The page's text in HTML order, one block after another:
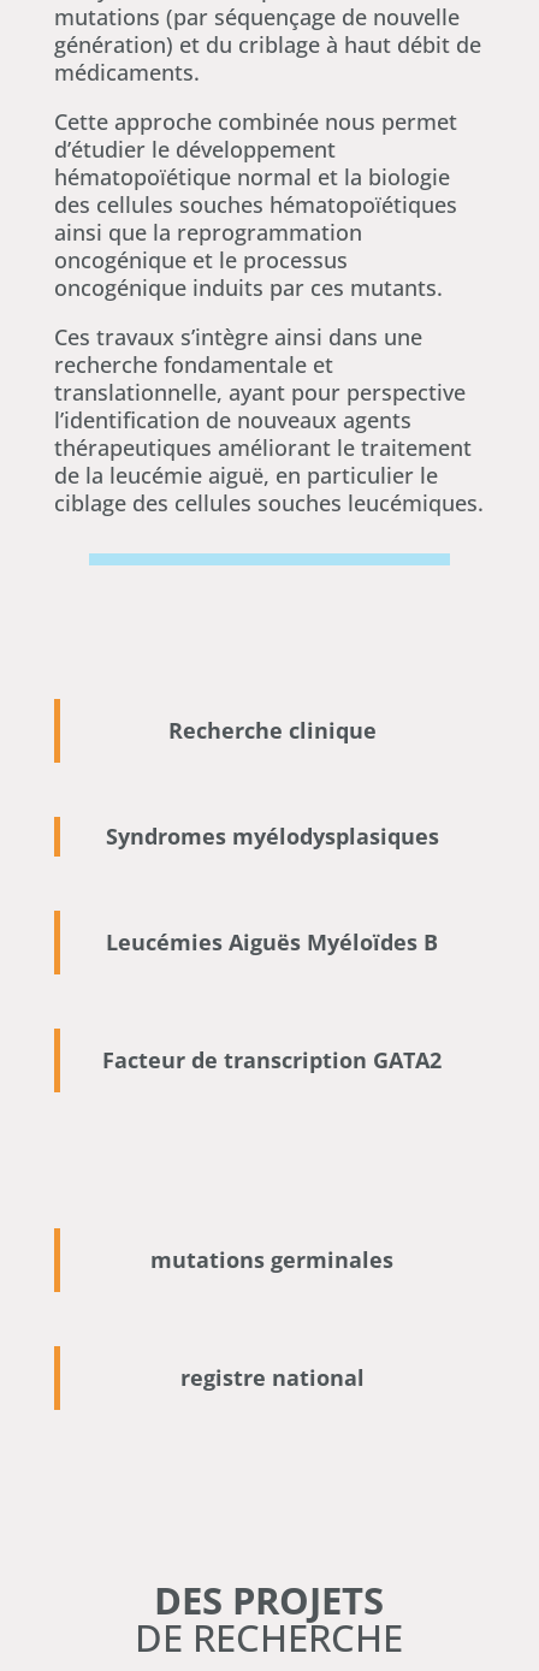
mutations (par séquençage de nouvelle
génération) et du criblage à haut débit de
médicaments.
Cette approche combinée nous permet
d’étudier le développement
hématopoïétique normal et la biologie
des cellules souches hématopoïétiques
ainsi que la reprogrammation
oncogénique et le processus
oncogénique induits par ces mutants.
Ces travaux s’intègre ainsi dans une
recherche fondamentale et
translationnelle, ayant pour perspective
l’identification de nouveaux agents
thérapeutiques améliorant le traitement
de la leucémie aiguë, en particulier le
ciblage des cellules souches leucémiques.
Recherche clinique
Syndromes myélodysplasiques
Leucémies Aiguës Myéloïdes B
Facteur de transcription GATA2
mutations germinales
registre national
DES PROJETS
DE RECHERCHE